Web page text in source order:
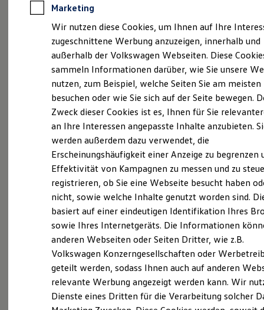
Anpfiff zum Gewinn
Elektroautos
ID. Tutorials
Elektrofahrzeugkonzepte
Reichweite
Reichweite der ID. Modelle
Reichweite im Winter
Laden
Laden unterwegs
Laden Zuhause
Ladezeitensimulator
Batterie
Sicherheit
Garantie und Lebensdauer
Nachhaltigkeit
Technologie
Kosten und Kauf
Verbrauchskosten
Kaufoptionen
E-Auto-Förderung
Software und Konnektivität
Die ID. Software 6
ID. Software Versionen und Updates
Digitale Extras
Schnittstellen zu Ihrem ID.
Probefahrt vereinbaren
Fahrzeugangebot anfordern
Servicetermin buchen
Serviceanfrage stellen
Marketing
Wir nutzen diese Cookies, um Ihnen auf Ihre
zugeschnittene Werbung anzuzeigen, innerhalb und
außerhalb der Volkswagen Webseiten. Diese
sammeln Informationen darüber, wie Sie unsere
nutzen, zum Beispiel, welche Seiten Sie am meisten
besuchen oder wie Sie sich auf der Seite bewegen.
Zweck dieser Cookies ist es, Ihnen für Sie
an Ihre Interessen angepasste Inhalte anzubieten.
werden außerdem dazu verwendet, die
Erscheinungshäufigkeit einer Anzeige zu begrenzen
Effektivität von Kampagnen zu messen und zu
registrieren, ob Sie eine Webseite besucht haben
nicht, sowie welche Inhalte genutzt worden sind.
basiert auf einer eindeutigen Identifikation Ihres
sowie Ihres Internetgeräts. Die Informationen
anderen Webseiten oder Seiten Dritter, wie z.B.
Volkswagen Konzerngesellschaften oder
geteilt werden, sodass Ihnen auch auf anderen
relevante Werbung angezeigt werden kann. Wir
Dienste eines Dritten für die Verarbeitung solcher